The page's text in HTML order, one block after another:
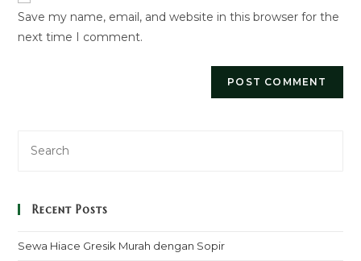
(optional)
Save my name, email, and website in this browser for the
next time I comment.
Recent Posts
Sewa Hiace Gresik Murah dengan Sopir